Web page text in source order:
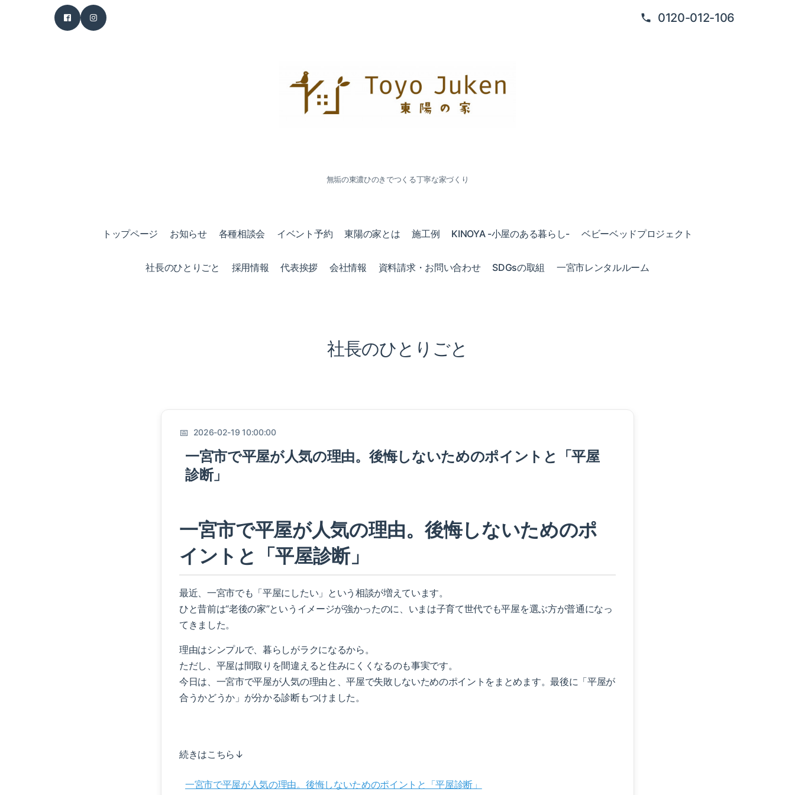
0120-012-106
無垢の東濃ひのきでつくる丁寧な家づくり
トップページ お知らせ 各種相談会 イベント予約 東陽の家とは 施工例 KINOYA -小屋のある暮らし- ベビーベッドプロジェクト
社長のひとりごと 採用情報 代表挨拶 会社情報 資料請求・お問い合わせ SDGsの取組 一宮市レンタルルーム
社長のひとりごと
2026-02-19 10:00:00
一宮市で平屋が人気の理由。後悔しないためのポイントと「平屋
診断」
一宮市で平屋が人気の理由。後悔しないためのポ
イントと「平屋診断」
最近、一宮市でも「平屋にしたい」という相談が増えています。
ひと昔前は“老後の家”というイメージが強かったのに、いまは子育て世代でも平屋を選ぶ方が普通になっ
てきました。
理由はシンプルで、暮らしがラクになるから。
ただし、平屋は間取りを間違えると住みにくくなるのも事実です。
今日は、一宮市で平屋が人気の理由と、平屋で失敗しないためのポイントをまとめます。最後に「平屋が
合うかどうか」が分かる診断もつけました。
続きはこちら↓
一宮市で平屋が人気の理由。後悔しないためのポイントと「平屋診断」